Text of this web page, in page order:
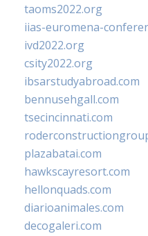
taoms2022.org
iias-euromena-
ivd2022.org
csity2022.org
ibsarstudyabroad.com
bennusehgall.com
tsecincinnati.com
plazabatai.com
hawkscayresort.com
hellonquads.com
diarioanimales.com
decogaleri.com